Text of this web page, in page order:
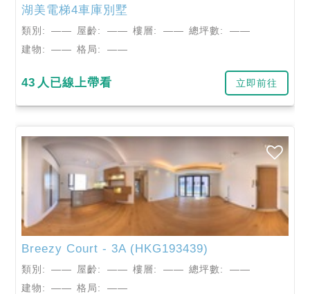
湖美電梯4車庫別墅
類別: —— 屋齡: —— 樓層: —— 總坪數:
——
建物:
—— 格局: ——
43 人已線上帶看 立即前往
Breezy Court - 3A (HKG193439)
類別: —— 屋齡: —— 樓層: —— 總坪數:
——
建物:
—— 格局: ——